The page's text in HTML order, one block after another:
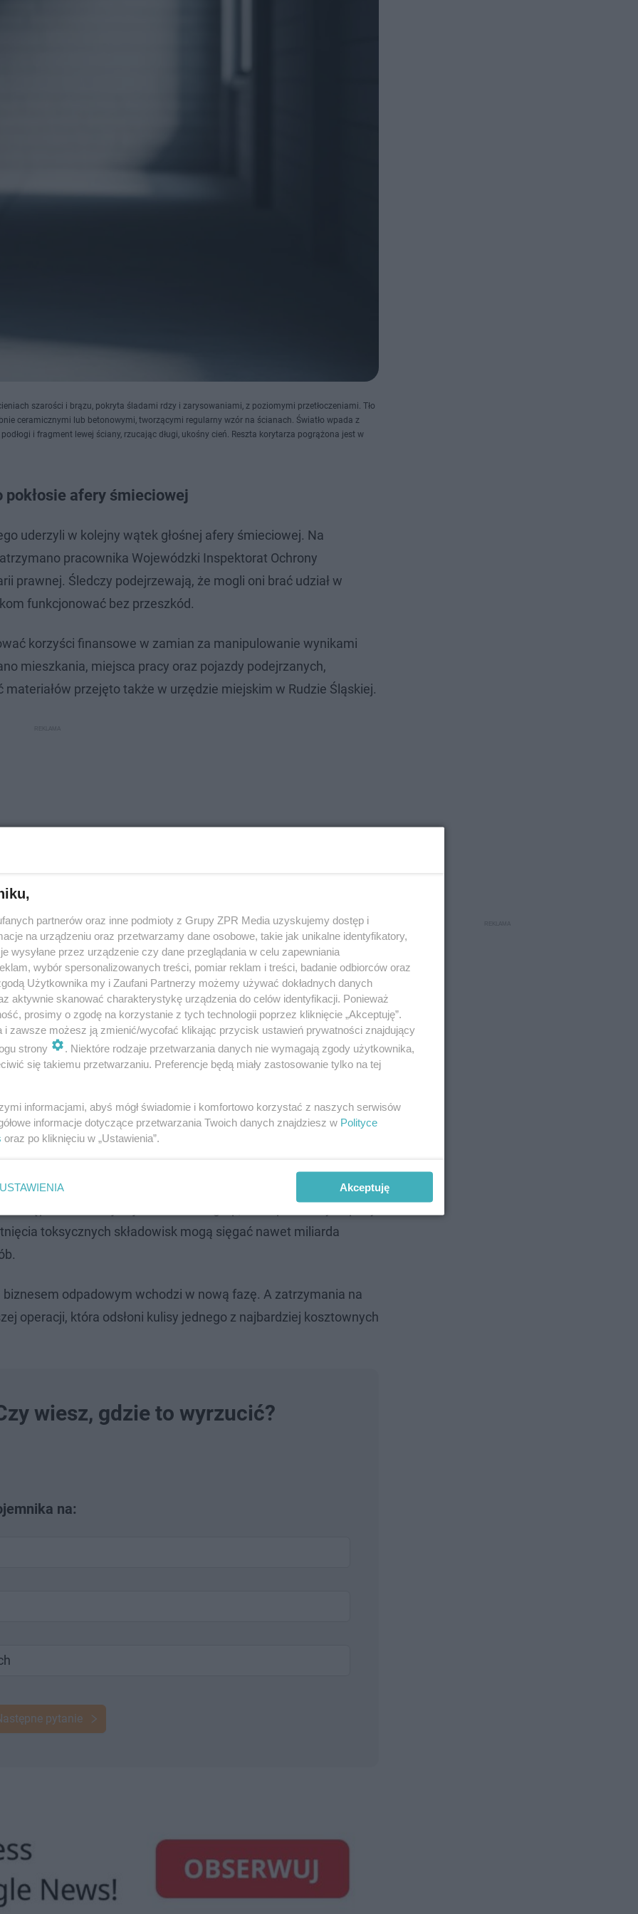
szarości i brązu, pokryta śladami rdzy i zarysowaniami, z poziomymi przetłoczeniami. Tło
ceramicznymi lub betonowymi, tworzącymi regularny wzór na ścianach. Światło wpada z
i fragment lewej ściany, rzucając długi, ukośny cień. Reszta korytarza pogrążona jest w
pokłosie afery śmieciowej
uderzyli w kolejny wątek głośnej afery śmieciowej. Na
pracownika Wojewódzki Inspektorat Ochrony
prawnej. Śledczy podejrzewają, że mogli oni brać udział w
funkcjonować bez przeszkód.
korzyści finansowe w zamian za manipulowanie wynikami
mieszkania, miejsca pracy oraz pojazdy podejrzanych,
przejęto także w urzędzie miejskim w Rudzie Śląskiej.
zarzuty: udział w zorganizowanej grupie przestępczej,
Sąd zdecydował o ich tymczasowym aresztowaniu na
wniosek o tymczasowy areszt!
wątku korupcyjnego. W najbliższym czasie planowane są kolejne
z nielegalnym procederem.
obejmuje działalność grup, które porzucały odpady
toksycznych składowisk mogą sięgać nawet miliarda
odpadowym wchodzi w nową fazę. A zatrzymania na
operacji, która odsłoni kulisy jednego z najbardziej kosztownych
wiesz, gdzie to wyrzucić?
na:
pytanie
partnerów oraz inne podmioty z Grupy ZPR Media uzyskujemy dostęp i
na urządzeniu oraz przetwarzamy dane osobowe, takie jak unikalne identyfikatory,
wysyłane przez urządzenie czy dane przeglądania w celu zapewniania
wybór spersonalizowanych treści, pomiar reklam i treści, badanie odbiorców oraz
Użytkownika my i Zaufani Partnerzy możemy używać dokładnych danych
aktywnie skanować charakterystykę urządzenia do celów identyfikacji. Ponieważ
prosimy o zgodę na korzystanie z tych technologii poprzez kliknięcie „Akceptuję”.
i zawsze możesz ją zmienić/wycofać klikając przycisk ustawień prywatności znajdujący
strony
. Niektóre rodzaje przetwarzania danych nie wymagają zgody użytkownika,
się takiemu przetwarzaniu. Preferencje będą miały zastosowanie tylko na tej
informacjami, abyś mógł świadomie i komfortowo korzystać z naszych serwisów
informacje dotyczące przetwarzania Twoich danych znajdziesz w Polityce
oraz po kliknięciu w „Ustawienia”.
USTAWIENIA Akceptuję